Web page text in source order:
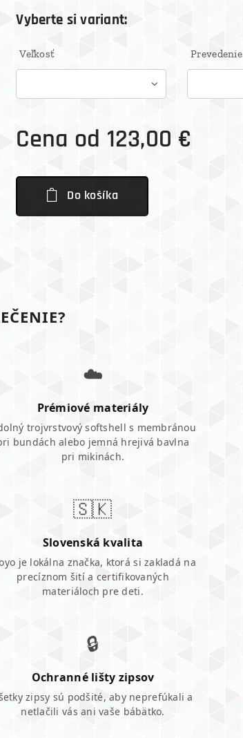
Vyberte si variant:
Veľkosť Prevedenie
Cena od 123,00 €
Do košíka
☁️
Prémiové materiály
trojvrstvový softshell s membránou
bundách alebo jemná hrejivá bavlna
pri mikinách.
🇸🇰
Slovenská kvalita
je lokálna značka, ktorá si zakladá na
precíznom šití a certifikovaných
materiáloch pre deti.
🔒
Ochranné lišty zipsov
zipsy sú podšité, aby neprefúkali a
netlačili vás ani vaše bábätko.